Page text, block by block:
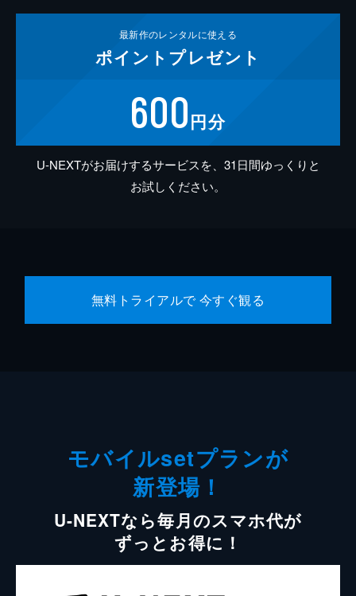
最新作のレンタルに使える
ポイント プレゼント
600円分
U-NEXTがお届けするサービスを、31日間ゆっくりと
お試しください。
無料トライアルで 今すぐ観る
モバイルsetプランが
新登場！
U-NEXTなら毎月のスマホ代が
ずっとお得に！